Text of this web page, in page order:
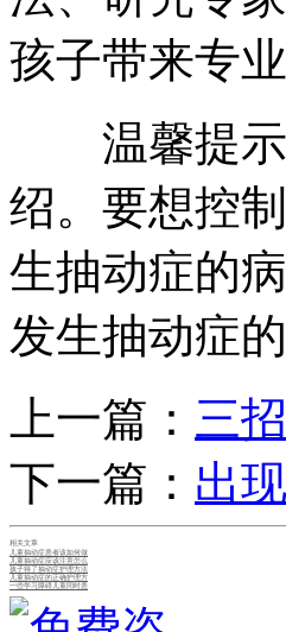
孩子带来专业
温馨提示
绍。要想控
生抽动症的
发生抽动症
上一篇： 三
下一篇： 出
相关文章
儿童抽动症患者该如何做
儿童抽动症应该注意怎么
孩子得了抽动症护理方法
儿童抽动症的正确护理方
一些学习障碍儿童同时患